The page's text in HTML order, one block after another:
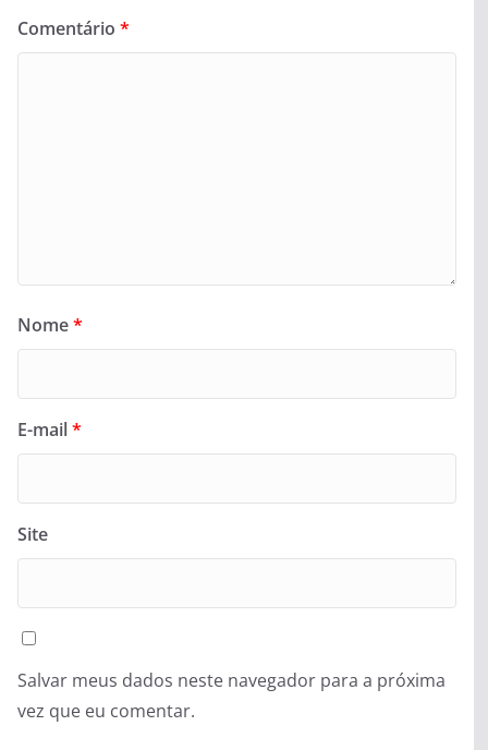
Comentário *
Nome*
E-mail*
Site
Salvar meus dados neste navegador para a próxima
vez que eu comentar.